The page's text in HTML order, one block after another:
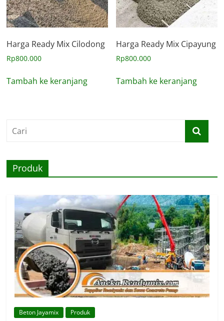
Harga Ready Mix Cilodong
Rp800.000
Tambah ke keranjang
Harga Ready Mix Cipayung
Rp800.000
Tambah ke keranjang
Produk
Beton Jayamix Produk